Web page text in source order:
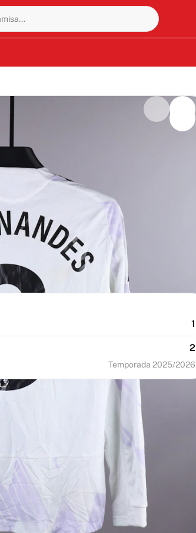
durante a partida da Premier
uma vitória por 2–1 em Anfield, com o
está autografada por Fernandes e foi
2025/2026 que celebra um
1
2
Temporada 2025/2026
TAMANHO
NACIONALIDADE
Portugal